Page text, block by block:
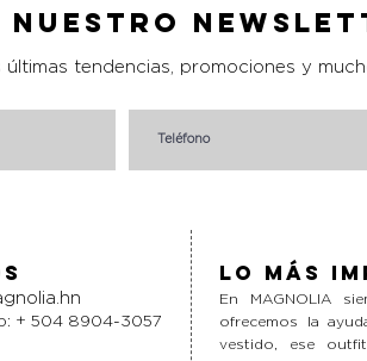
nuestro
tendencias, promociones y
+ 504 8904-3057
Lo más
En MAGNOLIA
ofrecemos la
vestido, ese